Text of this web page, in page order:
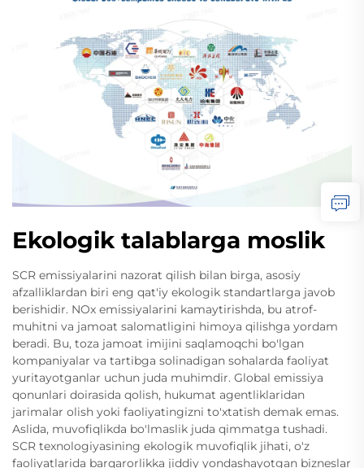
Ekologik talablarga moslik
SCR emissiyalarini nazorat qilish bilan birga, asosiy
afzalliklardan biri eng qat'iy ekologik standartlarga javob
berishidir. NOx emissiyalarini kamaytirishda, bu atrof-
muhitni va jamoat salomatligini himoya qilishga yordam
beradi. Bu, toza jamoat imijini saqlamoqchi bo'lgan
kompaniyalar va tartibga solinadigan sohalarda faoliyat
yuritayotganlar uchun juda muhimdir. Global emissiya
qonunlari doirasida qolish, hukumat agentliklaridan
jarimalar olish yoki faoliyatingizni to'xtatish demak emas.
Aslida, muvofiqlikda bo'lmaslik juda qimmatga tushadi.
SCR texnologiyasining ekologik muvofiqlik jihati, o'z
faoliyatlarida barqarorlikka jiddiy yondashayotgan bizneslar